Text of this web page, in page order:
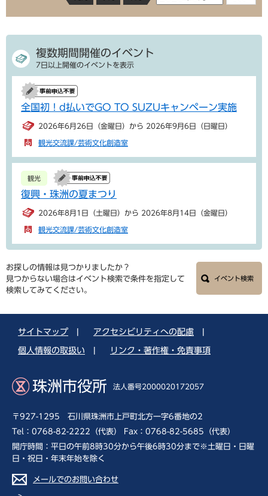
複数期間開催のイベント
7日以上開催のイベントを表示
全国初！d払いでGO TO SUZUキャンペーン実施
2026年6月26日（金曜日）から 2026年9月6日（日曜日）
観光交流課/芸術文化創造室
観光
復興・珠洲の夏まつり
2026年8月1日（土曜日）から 2026年8月14日（金曜日）
観光交流課/芸術文化創造室
お探しの情報は見つかりましたか？
見つからない場合はイベント検索で条件を指定して
検索してみてください。
イベント検索
サイトマップ アクセシビリティへの配慮
個人情報の取扱い リンク・著作権・免責事項
珠洲市役所 法人番号2000020172057
〒927-1295 石川県珠洲市上戸町北方一字6番地の2
Tel：0768-82-2222（代表） Fax：0768-82-5685（代表）
開庁時間：平日の午前8時30分から午後6時30分まで※土曜日・日曜
日・祝日・年末年始を除く
メールでのお問い合わせ